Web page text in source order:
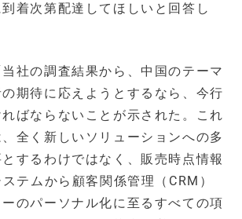
着次第配達してほしいと回答し
社の調査結果から、中国のテーマ
期待に応えようとするなら、今行
ばならないことが示された。これ
全く新しいソリューションへの多
するわけではなく、販売時点情報
テムから顧客関係管理（CRM）
のパーソナル化に至るすべての項